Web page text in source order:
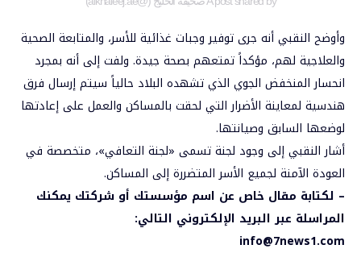
وأوضح النقبي أنه جرى توفير وجبات غذائية للأسر، والمتابعة الصحية
والعلاجية لهم، مؤكداً تمتعهم بصحة جيدة. ولفت إلى أنه بمجرد
انحسار المنخفض الجوي الذي تشهده البلاد حالياً سيتم إرسال فرق
هندسية لمعاينة الأضرار التي لحقت بالمساكن والعمل على إعادتها
لوضعها السابق وصيانتها.
أشار النقبي إلى وجود لجنة تسمى «لجنة التعافي»، متخصصة في
العودة الآمنة لجميع الأسر المتضررة إلى المساكن.
– لكتابة مقال خاص عن اسم مؤسستك أو شركتك يمكنك
المراسلة عبر البريد الإلكتروني التالي:
info@7news1.com